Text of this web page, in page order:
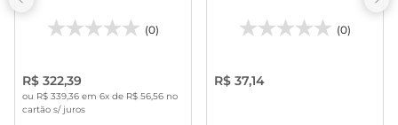
(0)
R$ 322,39
ou R$ 339,36 em 6x de R$ 56,56 no
cartão s/ juros
(0)
R$ 37,14